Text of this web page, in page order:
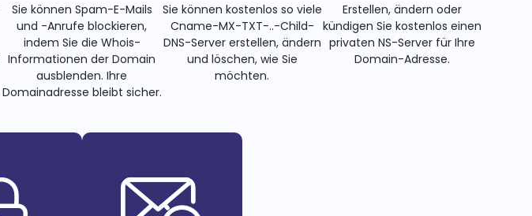
Sie können Spam-E-Mails
und -Anrufe blockieren,
indem Sie die Whois-
Informationen der Domain
ausblenden. Ihre
Domainadresse bleibt sicher.
Sie können kostenlos so viele
Cname-MX-TXT-..-Child-
DNS-Server erstellen, ändern
und löschen, wie Sie
möchten.
Erstellen, ändern oder
kündigen Sie kostenlos einen
privaten NS-Server für Ihre
Domain-Adresse.